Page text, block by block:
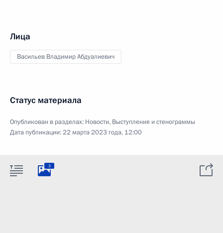
Лица
Васильев Владимир Абдуалиевич
Статус материала
Опубликован в разделах: Новости, Выступления и стенограммы
Дата публикации:22 марта 2023 года, 12:00
3